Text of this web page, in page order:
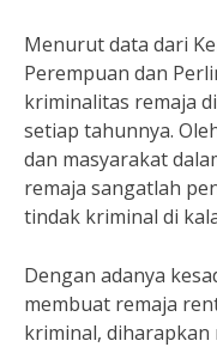
Menurut data dari
Perempuan dan
kriminalitas remaja
setiap tahunnya.
dan masyarakat
remaja sangatlah
tindak kriminal di
Dengan adanya
membuat remaja
kriminal, diharapkan